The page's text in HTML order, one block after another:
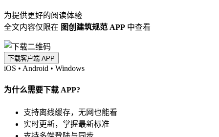
为提供更好的阅读体验
全文内容仅限在 图创建筑规范 APP 中查看
下载客户端 APP
iOS • Android • Windows
为什么需要下载 APP?
支持离线缓存，无网也能看
实时更新，掌握最新标准